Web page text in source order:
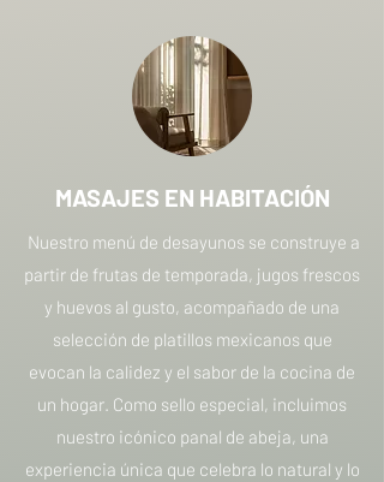
MASAJES EN HABITACIÓN
Nuestro menú de desayunos se construye a
partir de frutas de temporada, jugos frescos
y huevos al gusto, acompañado de una
selección de platillos mexicanos que
evocan la calidez y el sabor de la cocina de
un hogar. Como sello especial, incluimos
nuestro icónico panal de abeja, una
experiencia única que celebra lo natural y lo